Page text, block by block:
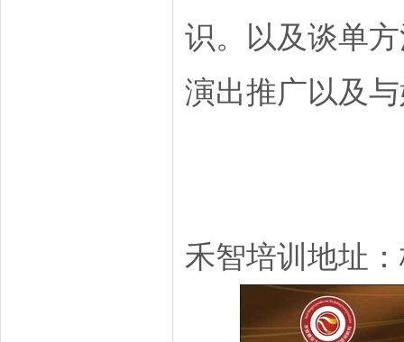
识。以及谈单
演出推广以及
禾智培训地址